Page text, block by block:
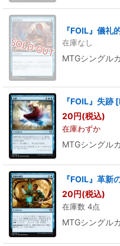
『FOIL』儀礼
在庫なし
MTGシングル
『FOIL』失跡 [
20円(税込)
在庫わずか
MTGシングル
『FOIL』革新
20円(税込)
在庫数 4点
MTGシングル